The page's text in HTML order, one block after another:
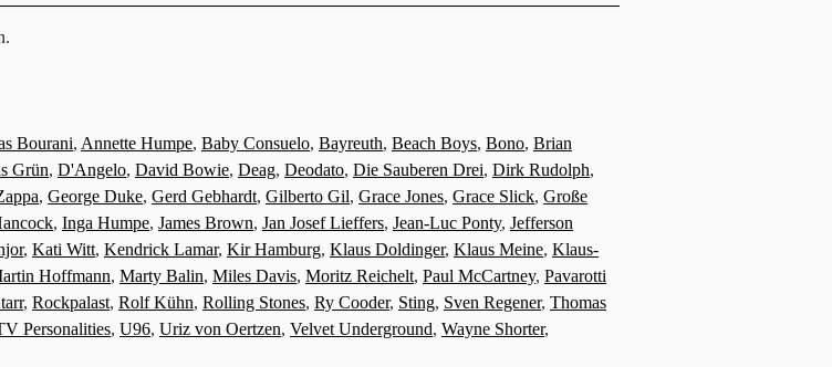
Bourani, Annette Humpe, Baby Consuelo, Bayreuth, Beach Boys, Bono, Brian
Grün, D'Angelo, David Bowie, Deag, Deodato, Die Sauberen Drei, Dirk Rudolph,
, George Duke, Gerd Gebhardt, Gilberto Gil, Grace Jones, Grace Slick, Große
, Inga Humpe, James Brown, Jan Josef Lieffers, Jean-Luc Ponty, Jefferson
, Kati Witt, Kendrick Lamar, Kir Hamburg, Klaus Doldinger, Klaus Meine, Klaus-
Hoffmann, Marty Balin, Miles Davis, Moritz Reichelt, Paul McCartney, Pavarotti
, Rockpalast, Rolf Kühn, Rolling Stones, Ry Cooder, Sting, Sven Regener, Thomas
Personalities, U96, Uriz von Oertzen, Velvet Underground, Wayne Shorter,